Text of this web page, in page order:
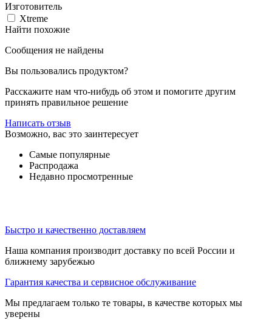
Изготовитель
Xtreme
Найти похожие
Сообщения не найдены
Вы пользовались продуктом?
Расскажите нам что-нибудь об этом и помогите другим
принять правильное решение
Написать отзыв
Возможно, вас это заинтересует
Самые популярные
Распродажа
Недавно просмотренные
Быстро и качественно доставляем
Наша компания производит доставку по всей России и
ближнему зарубежью
Гарантия качества и сервисное обслуживание
Мы предлагаем только те товары, в качестве которых мы
уверены